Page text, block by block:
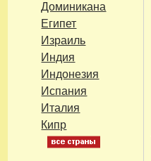
Доминикана
Египет
Израиль
Индия
Индонезия
Испания
Италия
Кипр